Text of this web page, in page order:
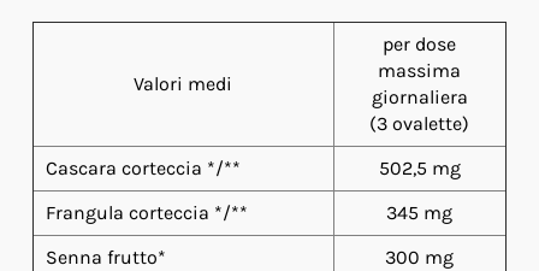
Valori medi
per dose
massima
giornaliera
(3 ovalette)
Cascara corteccia */**
502,5 mg
Frangula corteccia */**
345 mg
Senna frutto*
300 mg